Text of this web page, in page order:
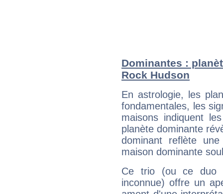
Dominantes :
Rock Hudson
En astrologie, les
fondamentales, les
maisons indiquent
planète dominante
dominant reflète
maison dominante
Ce trio (ou ce duo
inconnue) offre un